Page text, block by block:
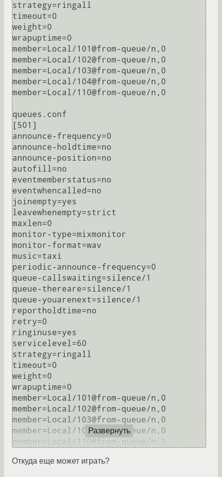
strategy=ringall
timeout=0
weight=0
wrapuptime=0
member=Local/101@from-queue/n,0
member=Local/102@from-queue/n,0
member=Local/103@from-queue/n,0
member=Local/104@from-queue/n,0
member=Local/110@from-queue/n,0
queues.conf
[501]
announce-frequency=0
announce-holdtime=no
announce-position=no
autofill=no
eventmemberstatus=no
eventwhencalled=no
joinempty=yes
leavewhenempty=strict
maxlen=0
monitor-type=mixmonitor
monitor-format=wav
music=taxi
periodic-announce-frequency=0
queue-callswaiting=silence/1
queue-thereare=silence/1
queue-youarenext=silence/1
reportholdtime=no
retry=0
ringinuse=yes
servicelevel=60
strategy=ringall
timeout=0
weight=0
wrapuptime=0
member=Local/101@from-queue/n,0
member=Local/102@from-queue/n,0
member=Local/103@from-queue/n,0
member=Local/104@from-queue/n,0
Развернуть
Откуда еще может играть?